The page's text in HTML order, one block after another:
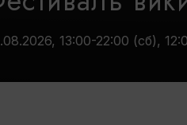
13:00-22:00 (сб),